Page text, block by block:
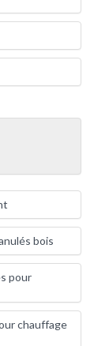
bois
pour
chauffage